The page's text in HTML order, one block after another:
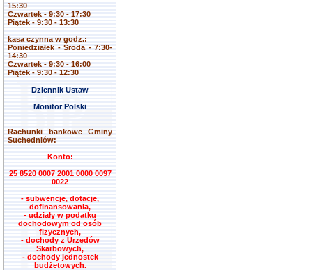
15:30
Czwartek - 9:30 - 17:30
Piątek - 9:30 - 13:30
kasa czynna w godz.:
Poniedziałek - Środa - 7:30-
14:30
Czwartek - 9:30 - 16:00
Piątek - 9:30 - 12:30
Dziennik Ustaw
Monitor Polski
Rachunki bankowe Gminy
Suchedniów:
Konto:
25 8520 0007 2001 0000 0097
0022
- subwencje, dotacje,
dofinansowania,
- udziały w podatku
dochodowym od osób
fizycznych,
- dochody z Urzędów
Skarbowych,
- dochody jednostek
budżetowych.